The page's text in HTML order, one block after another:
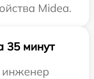
Midea.
35 минут